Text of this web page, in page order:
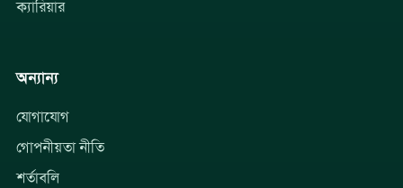
ক্যারিয়ার
অন্যান্য
যোগাযোগ
গোপনীয়তা নীতি
শর্তাবলি